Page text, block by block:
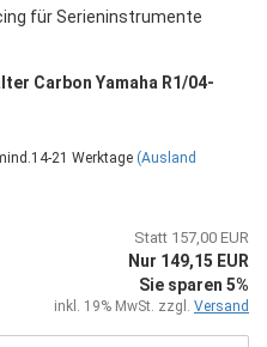
für Serieninstrumente
Carbon Yamaha R1/04-
21 Werktage (Ausland
Statt 157,00 EUR
Nur 149,15 EUR
Sie sparen 5%
inkl. 19% MwSt. zzgl. Versand